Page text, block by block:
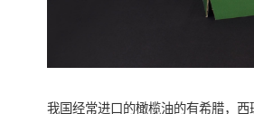
我国经常进口的橄榄油的有希腊，西